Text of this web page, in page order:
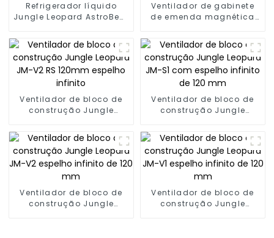
Refrigerador líquido
Jungle Leopard AstroBeat
para CPU Aio
Ventilador de gabinete
de emenda magnética
Ventilador de bloco de
construção Jungle
espelho infinito
Ventilador de bloco de
construção Jungle
espelho infinito de 120
mm
Ventilador de bloco de
construção Jungle
Ventilador de bloco de
construção Jungle